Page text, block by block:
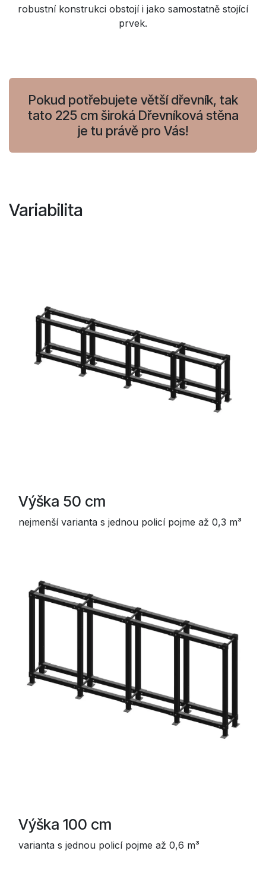
robustní konstrukci obstojí i jako samostatně stojící
prvek.
Pokud potřebujete větší dřevník, tak
tato 225 cm široká Dřevníková stěna
je tu právě pro Vás!
Variabilita
Výška 50 cm
nejmenší varianta s jednou policí pojme až 0,3 m³
Výška 100 cm
varianta s jednou policí pojme až 0,6 m³